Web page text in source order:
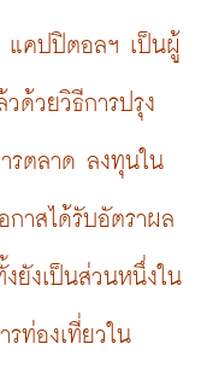
แคปปิตอลฯ เป็นผู้
ด้วยวิธีการปรุง
รตลาด ลงทุนใน
าสได้รับอัตราผล
ยังเป็นส่วนหนึ่งใน
ท่องเที่ยวใน